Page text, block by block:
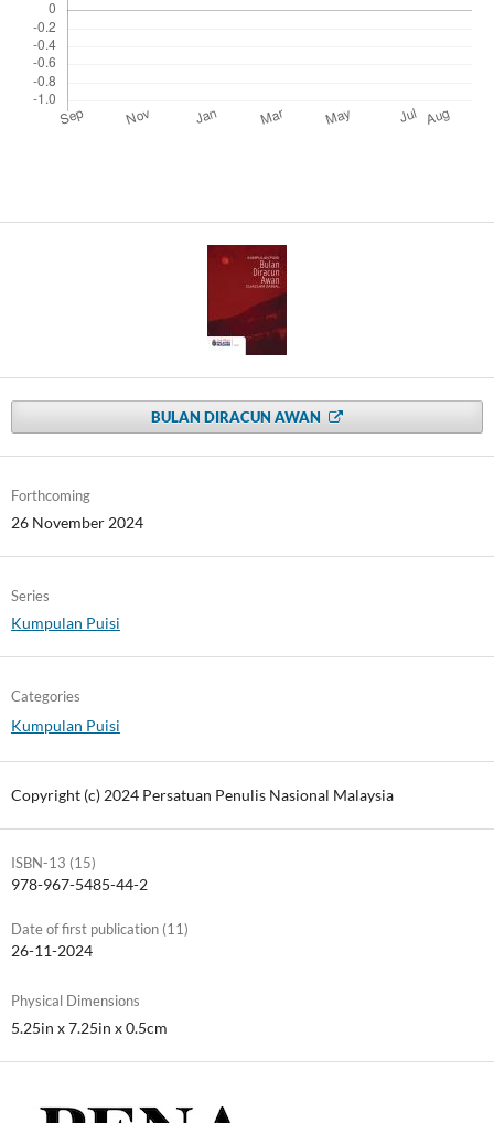
BULAN DIRACUN AWAN
Forthcoming
26 November 2024
Series
Kumpulan Puisi
Categories
Kumpulan Puisi
Copyright (c) 2024 Persatuan Penulis Nasional Malaysia
ISBN-13 (15)
978-967-5485-44-2
Date of first publication (11)
26-11-2024
Physical Dimensions
5.25in x 7.25in x 0.5cm